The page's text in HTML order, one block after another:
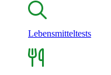
Lebensmitteltests